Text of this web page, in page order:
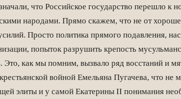
что Российское государство перешло к
народами. Прямо скажем, что не от
Просто политика прямого подавления,
попыток разрушить крепость
Это, как мы помним, вызвало ряд восстаний и
войной Емельяна Пугачева, что не
элиты и у самой Екатерины II понимания